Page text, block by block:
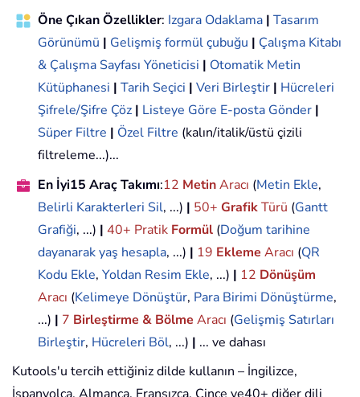
Öne Çıkan Özellikler: Izgara Odaklama | Tasarım
Görünümü | Gelişmiş formül çubuğu | Çalışma Kitabı
& Çalışma Sayfası Yöneticisi | Otomatik Metin
Kütüphanesi | Tarih Seçici | Veri Birleştir | Hücreleri
Şifrele/Şifre Çöz | Listeye Göre E-posta Gönder |
Süper Filtre | Özel Filtre (kalın/italik/üstü çizili
filtreleme...)...
En İyi15 Araç Takımı:12 MetinAracı (Metin Ekle,
Belirli Karakterleri Sil, ...) | 50+ GrafikTürü (Gantt
Grafiği, ...) | 40+ Pratik Formül (Doğum tarihine
dayanarak yaş hesapla, ...) | 19 Ekleme Aracı (QR
Kodu Ekle, Yoldan Resim Ekle, ...) | 12 Dönüşüm
Aracı (Kelimeye Dönüştür, Para Birimi Dönüştürme,
...) | 7 Birleştirme & Bölme Aracı (Gelişmiş Satırları
Birleştir, Hücreleri Böl, ...) | ... ve dahası
Kutools'u tercih ettiğiniz dilde kullanın – İngilizce,